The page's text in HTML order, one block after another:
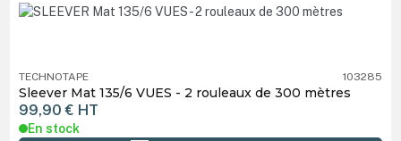
TECHNOTAPE 103285
Sleever Mat 135/6 VUES - 2 rouleaux de 300 mètres
99,90 € HT
En stock